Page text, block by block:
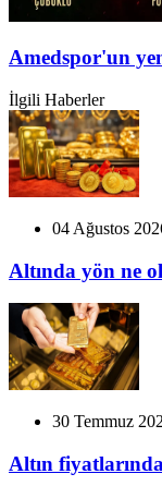
Amedspor'un
İlgili Haberler
04 Ağustos
Altında yön ne
30 Temmuz
Altın